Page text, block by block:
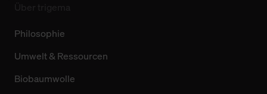
Philosophie
Umwelt & Ressourcen
Biobaumwolle